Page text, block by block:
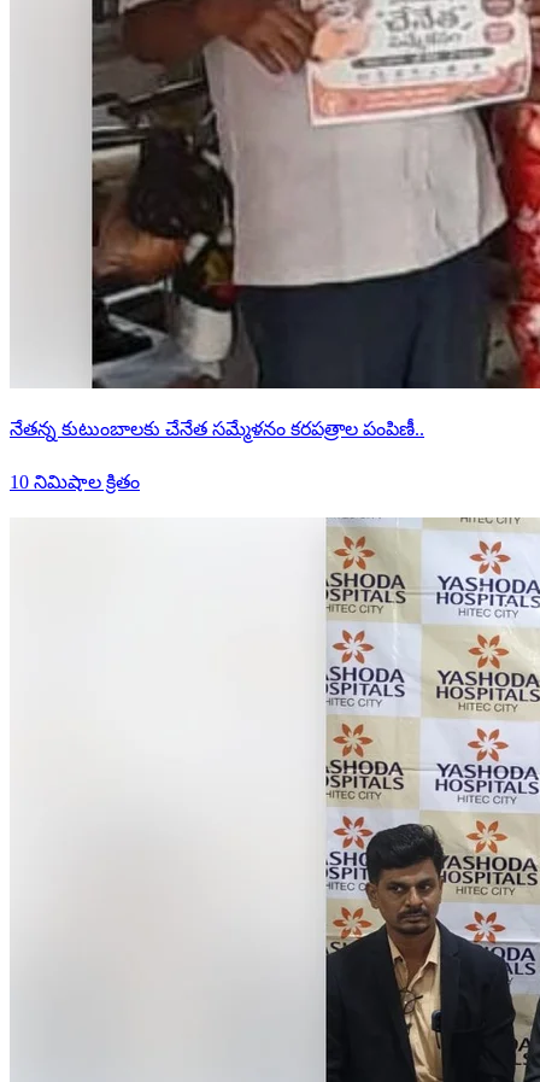
నేతన్న కుటుంబాలకు చేనేత సమ్మేళనం కరపత్రాల పంపిణీ..
10 నిమిషాల క్రితం